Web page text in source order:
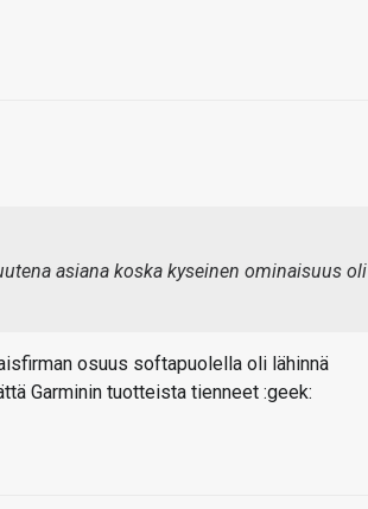
asiana koska kyseinen ominaisuus oli
osuus softapuolella oli lähinnä
Garminin tuotteista tienneet :geek: